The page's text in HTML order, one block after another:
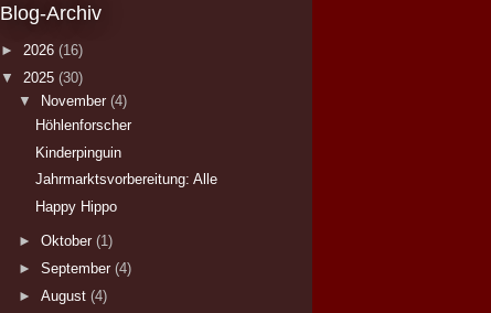
Blog-Archiv
► 2026 (16)
▼ 2025 (30)
▼
November (4)
Höhlenforscher
Kinderpinguin
Jahrmarktsvorbereitung: Alle
Happy Hippo
► Oktober (1)
► September (4)
► August (4)